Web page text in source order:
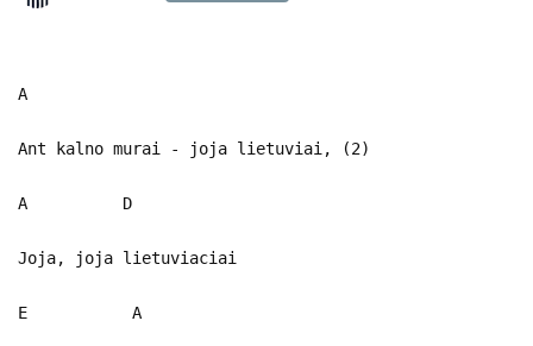
A
Ant kalno murai - joja lietuviai, (2)
A D
Joja, joja lietuviaciai
E A